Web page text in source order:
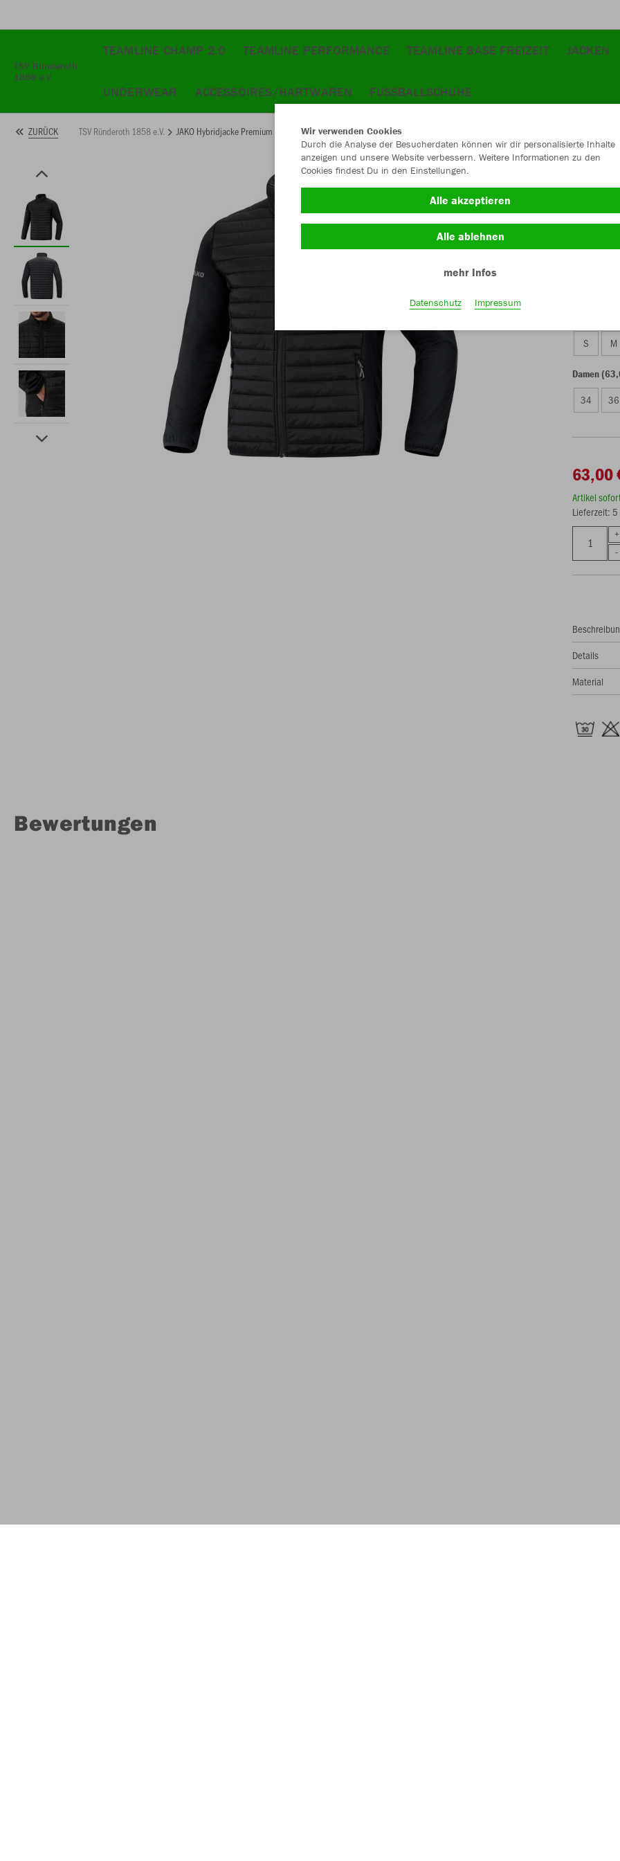
TSV Ründeroth
1858 e.V.
TEAMLINE CHAMP 2.0 TEAMLINE PERFORMANCE TEAMLINE BASE FREIZEIT JACKEN
UNDERWEAR ACCESSOIRES/HARTWAREN FUSSBALLSCHUHE
ZURÜCK TSV Ründeroth 1858 e.V. JAKO Hybridjacke Premium
S M
Damen
34 36
63,00
Artikel
Lieferzeit: 5
Details
Material
Bewertungen
Wir verwenden Cookies
Durch die Analyse der Besucherdaten können wir dir personalisierte Inhalte
anzeigen und unsere Website verbessern. Weitere Informationen zu den
Cookies findest Du in den Einstellungen.
Alle akzeptieren
Alle ablehnen
mehr Infos
Datenschutz Impressum